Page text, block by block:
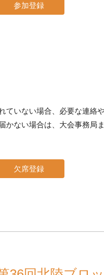
参加登録
いない場合、必要な連絡
ない場合は、大会事務局
欠席登録